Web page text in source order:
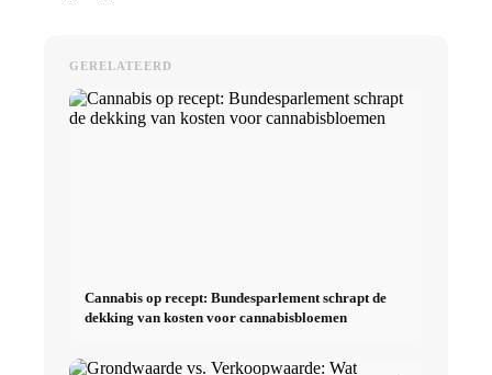
GERELATEERD
Cannabis op recept: Bundesparlement schrapt de
dekking van kosten voor cannabisbloemen